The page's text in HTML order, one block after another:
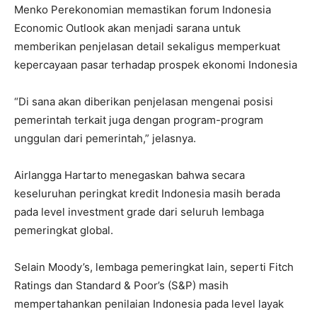
Menko Perekonomian memastikan forum Indonesia
Economic Outlook akan menjadi sarana untuk
memberikan penjelasan detail sekaligus memperkuat
kepercayaan pasar terhadap prospek ekonomi Indonesia
“Di sana akan diberikan penjelasan mengenai posisi
pemerintah terkait juga dengan program-program
unggulan dari pemerintah,” jelasnya.
Airlangga Hartarto menegaskan bahwa secara
keseluruhan peringkat kredit Indonesia masih berada
pada level investment grade dari seluruh lembaga
pemeringkat global.
Selain Moody’s, lembaga pemeringkat lain, seperti Fitch
Ratings dan Standard & Poor’s (S&P) masih
mempertahankan penilaian Indonesia pada level layak